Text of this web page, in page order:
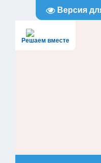
Версия
Решаем вместе